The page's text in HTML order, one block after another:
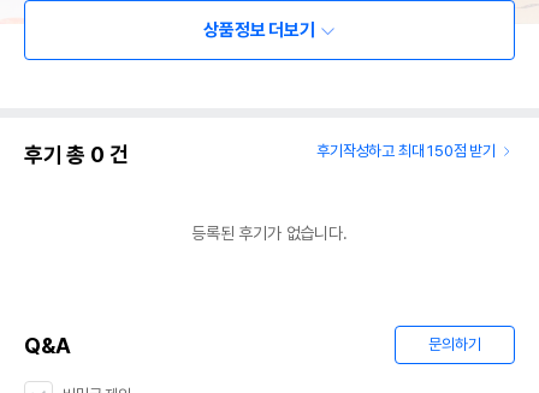
상품정보 더보기
후기 총 0 건 후기작성하고 최대 150점 받기
등록된 후기가 없습니다.
Q&A 문의하기